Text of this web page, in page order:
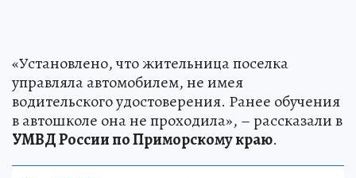
«Установлено, что жительница поселка
управляла автомобилем, не имея
водительского удостоверения. Ранее обучения
в автошколе она не проходила», – рассказали в
УМВД России по Приморскому краю.